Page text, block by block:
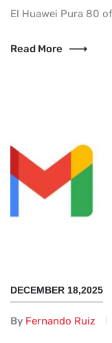
El Huawei Pura 80
Read More
DECEMBER 18,2025
By Fernando Ruiz